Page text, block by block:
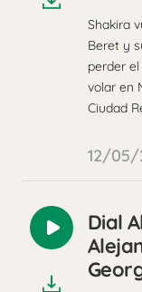
Shakira
Beret y
perder
volar en
Ciudad
12/05/
Reproducir
audio
Dial